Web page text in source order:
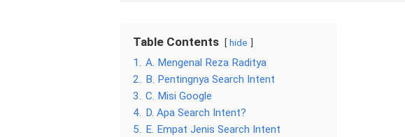
Table Contents hide
1. A. Mengenal Reza Raditya
2. B. Pentingnya Search Intent
3. C. Misi Google
4. D. Apa Search Intent?
5. E. Empat Jenis Search Intent